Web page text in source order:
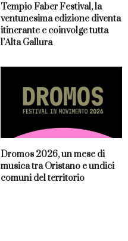
Tempio Faber Festival, la
ventunesima edizione diventa
itinerante e coinvolge tutta
l’Alta Gallura
Dromos 2026, un mese di
musica tra Oristano e undici
comuni del territorio